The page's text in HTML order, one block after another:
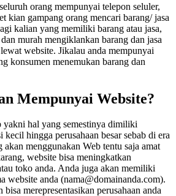
orang mempunyai telepon seluler,
kian gampang orang mencari barang/ jasa
kalian yang memiliki barang atau jasa,
murah mengiklankan barang dan jasa
website. Jikalau anda mempunyai
konsumen menemukan barang dan
Mempunyai Website?
yakni hal yang semestinya dimiliki
kecil hingga perusahaan besar sebab di era
menggunakan Web tentu saja amat
website bisa meningkatkan
toko anda. Anda juga akan memiliki
website anda (nama@domainanda.com).
merepresentasikan perusahaan anda